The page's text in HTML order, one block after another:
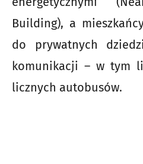
Building), a
do prywatnych
komunikacji – w tym
licznych autobusów.